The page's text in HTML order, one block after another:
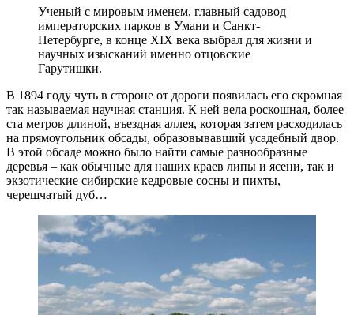
Ученый с мировым именем, главный садовод
императорских парков в Умани и Санкт-
Петербурге, в конце XIX века выбрал для жизни и
научных изысканий именно отцовские
Гарутишки.
В 1894 году чуть в стороне от дороги появилась его скромная
так называемая научная станция. К ней вела роскошная, более
ста метров длиной, въездная аллея, которая затем расходилась
на прямоугольник обсады, образовывавший усадебный двор.
В этой обсаде можно было найти самые разнообразные
деревья – как обычные для наших краев липы и ясени, так и
экзотические сибирские кедровые сосны и пихты,
черешчатый дуб…